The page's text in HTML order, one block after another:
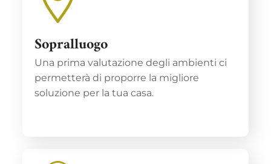
Sopralluogo
Una prima valutazione degli ambienti ci
permetterà di proporre la migliore
soluzione per la tua casa.